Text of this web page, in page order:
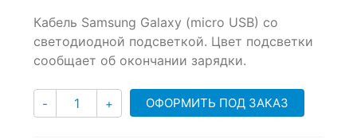
out
on
Кабель Samsung Galaxy (micro USB) со
светодиодной подсветкой. Цвет подсветки
сообщает об окончании зарядки.
- Количество
+ ОФОРМИТЬ ПОД ЗАКАЗ